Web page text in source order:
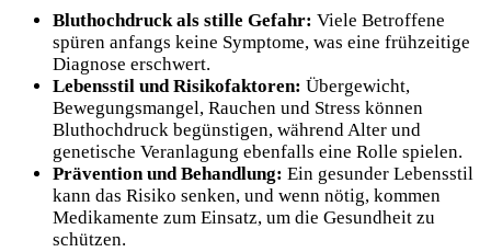
Bluthochdruck als stille Gefahr: Viele Betroffene
spüren anfangs keine Symptome, was eine frühzeitige
Diagnose erschwert.
Lebensstil und Risikofaktoren: Übergewicht,
Bewegungsmangel, Rauchen und Stress können
Bluthochdruck begünstigen, während Alter und
genetische Veranlagung ebenfalls eine Rolle spielen.
Prävention und Behandlung: Ein gesunder Lebensstil
kann das Risiko senken, und wenn nötig, kommen
Medikamente zum Einsatz, um die Gesundheit zu
schützen.